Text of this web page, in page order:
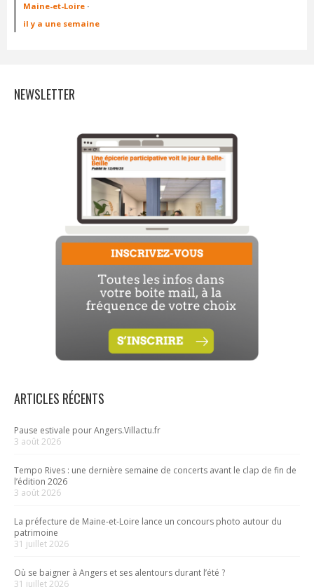
Maine-et-Loire ·
il y a une semaine
NEWSLETTER
ARTICLES RÉCENTS
Pause estivale pour Angers.Villactu.fr
3 août 2026
Tempo Rives : une dernière semaine de concerts avant le clap de fin de
l’édition 2026
3 août 2026
La préfecture de Maine-et-Loire lance un concours photo autour du
patrimoine
31 juillet 2026
Où se baigner à Angers et ses alentours durant l’été ?
31 juillet 2026